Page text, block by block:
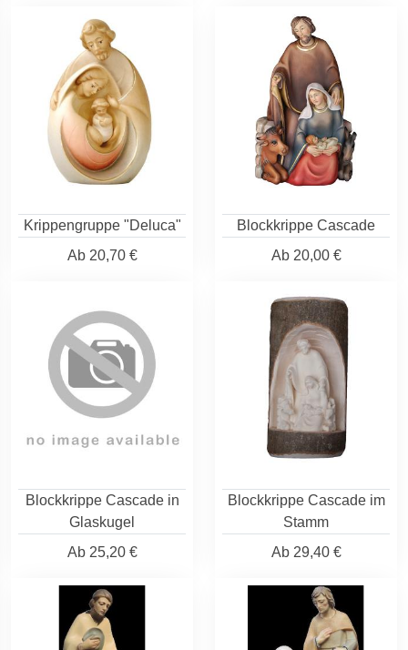
Krippengruppe "Deluca"
Ab20,70 €
Blockkrippe Cascade
Ab20,00 €
Blockkrippe Cascade in
Glaskugel
Ab25,20 €
Blockkrippe Cascade im
Stamm
Ab29,40 €